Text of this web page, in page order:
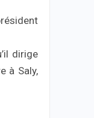
dirige
à Saly,